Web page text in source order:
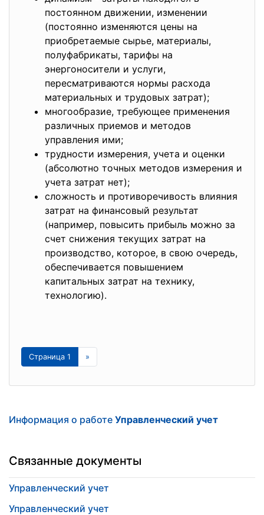
постоянном движении, изменении
(постоянно изменяются цены на
приобретаемые сырье, материалы,
полуфабрикаты, тарифы на
энергоносители и услуги,
пересматриваются нормы расхода
материальных и трудовых затрат);
многообразие, требующее применения
различных приемов и методов
управления ими;
трудности измерения, учета и оценки
(абсолютно точных методов измерения и
учета затрат нет);
сложность и противоречивость влияния
затрат на финансовый результат
(например, повысить прибыль можно за
счет снижения текущих затрат на
производство, которое, в свою очередь,
обеспечивается повышением
капитальных затрат на технику,
технологию).
Страница 1 »
Информация о работе Управленческий учет
Связанные документы
Управленческий учет
Управленческий учет